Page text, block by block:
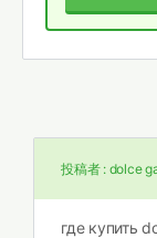
投稿者 : dolce
где купить